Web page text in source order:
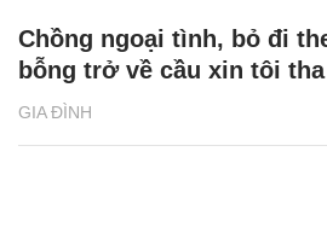
GIA ĐÌNH
Chồng ngoại tình, bỏ đi
bỗng trở về cầu xin tôi